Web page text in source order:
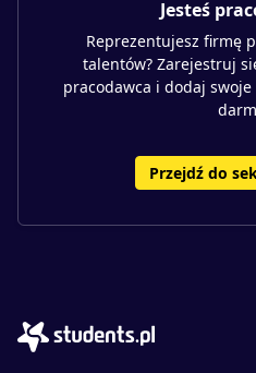
Jesteś
Reprezentujesz firmę
talentów? Zarejestruj
pracodawca i dodaj swoje
Przejdź do